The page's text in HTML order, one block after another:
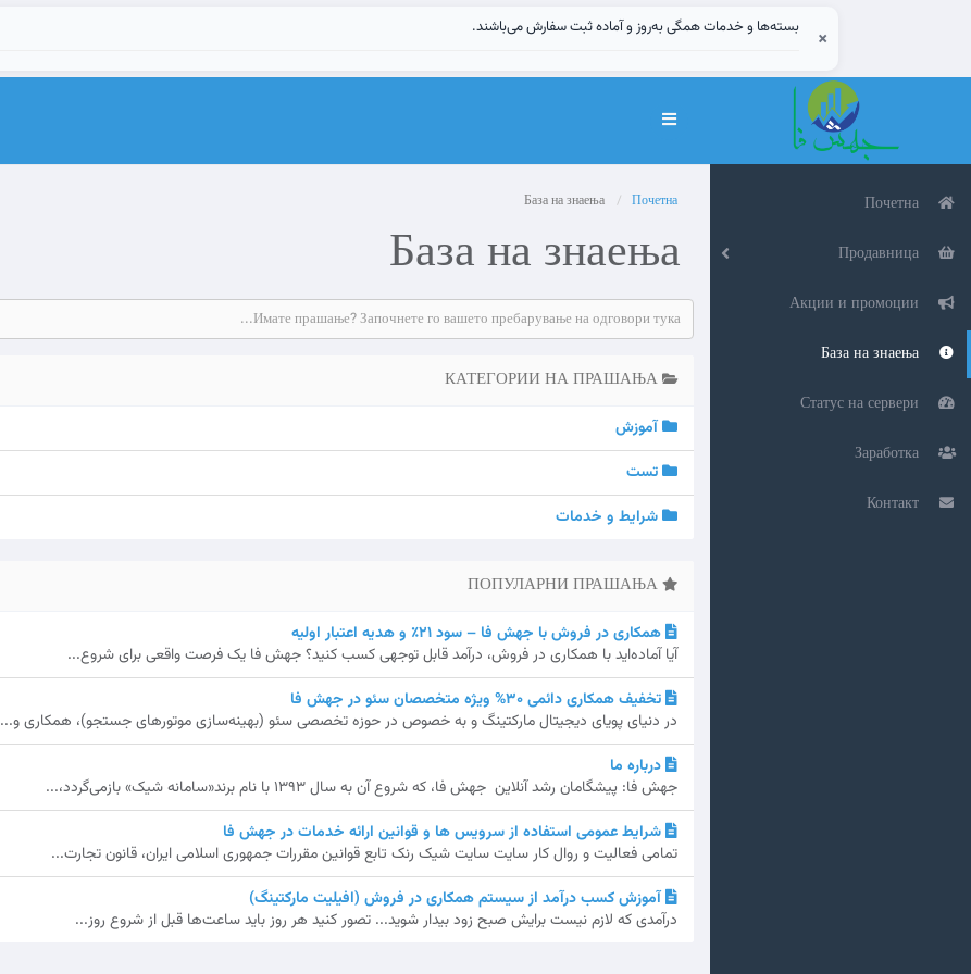
بسته‌ها و خدمات همگی به‌روز و آماده ثبت سفارش می‌باشند. ×
Вклучете
навигацијата
Почетна
Продавница
База на знаења
Заработка
Контакт
Почетна
База на знаења
آموزش
تست
شرایط و خدمات
همکاری در فروش با جهش فا – سود ۲۱٪ و هدیه اعتبار اولیه
آیا آماده‌اید با همکاری در فروش، درآمد قابل توجهی کسب کنید؟ جهش فا یک فرصت واقعی برای شروع...
تخفیف همکاری دائمی 30% ویژه متخصصان سئو در جهش فا
در دنیای پویای دیجیتال مارکتینگ و به خصوص در حوزه تخصصی سئو (بهینه‌سازی موتورهای جستجو)، همکاری و...
درباره ما
جهش فا: پیشگامان رشد آنلاین جهش فا، که شروع آن به سال 1393 با نام برند«سامانه شیک» بازمی‌گردد،...
شرایط عمومی استفاده از سرویس ها و قوانین ارائه خدمات در جهش فا
تمامی فعالیت و روال کار سایت سایت شیک رنک تابع قوانین مقررات جمهوری اسلامی ایران، قانون تجارت...
آموزش کسب درآمد از سیستم همکاری در فروش (افیلیت مارکتینگ)
درآمدی که لازم نیست برایش صبح زود بیدار شوید... تصور کنید هر روز باید ساعت‌ها قبل از شروع روز...